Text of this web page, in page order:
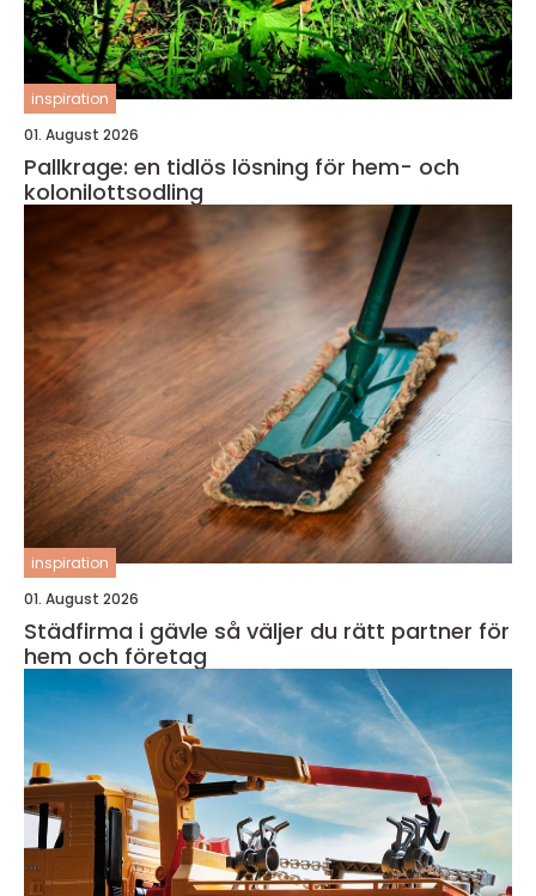
inspiration
01. August 2026
Pallkrage: en tidlös lösning för hem- och
kolonilottsodling
inspiration
01. August 2026
Städfirma i gävle så väljer du rätt partner för
hem och företag